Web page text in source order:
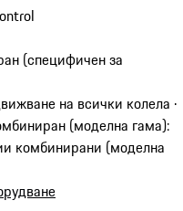
(специфичен за
на всички колела ·
(моделна гама):
комбинирани (моделна